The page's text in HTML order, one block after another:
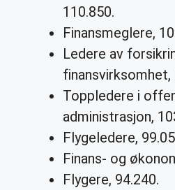
110.850.
Finansmeglere,
Ledere av
finansvirksomhet,
Toppledere i
administrasjon,
Flygeledere,
Finans- og
Flygere, 94.240.